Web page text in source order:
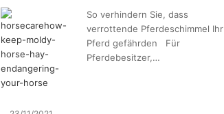
So verhindern Sie, dass
verrottende Pferdeschimmel Ihr
Pferd gefährden Für
Pferdebesitzer,…